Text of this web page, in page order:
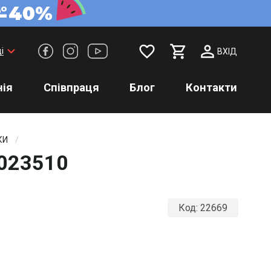
keyboard_arrow_down favorite_border ВХІД
Співпраця Блог Контакти
Код: 22669